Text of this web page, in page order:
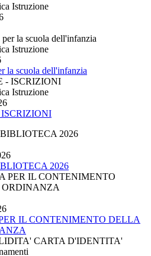
Istruzione
Istruzione
la scuola dell'infanzia
Istruzione
ISCRIZIONI
2026
IL CONTENIMENTO DELLA